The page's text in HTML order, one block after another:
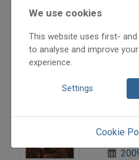
A kis
Papp István
We use cookies
This website uses first-
to analyse and improve
experience.
Settings
Cookie